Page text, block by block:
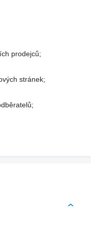
prodejců;
stránek;